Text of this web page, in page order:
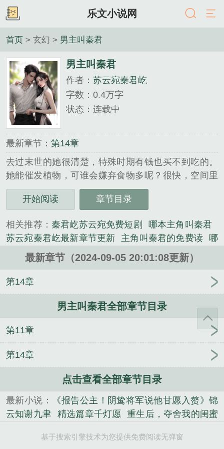
乐文小说网
首页 > 玄幻 > 男主叫秦君
男主叫秦君
作者： 苏云宛秦君屹
字数：0.4万字
状态：连载中
最新章节： 第14章
去过末世的她很清楚，特殊时期有钱也买不到吃的。
她能催发植物，可谁会嫌弃食物多呢？很快，空间里
多了米面粮油、生鲜蔬菜、肉禽蛋奶等饮食物资。最
后的目标：皇后及妃嫔的私库......
说。
开始阅读 章节目录
相关推荐： 秦君屹苏云宛免费短剧
哪本主角叫秦君
苏云宛秦君屹最新章节更新
主角叫秦君的免费读
哪
部主角叫秦君
苏云苑秦君屹在线阅读免费 秦峥苏云
云全文免费阅读
叫秦君的 主角秦
君 秦君屹苏云宛免费阅读最新章节
秦君屹和苏云
苏云宛和秦君屹的 秦君免费无弹窗
主人
秦君霆云雪全文免费阅
读
秦云铮苏婉宁
秦君
公
秦君全文免费阅读
秦君
秦君屹和苏云宛免费 文集绝不回头笔趣
转生大树，我打造不朽神国 寒夜无边月亦缺
眠江砚 精选篇章千灯愿
见老公闺蜜接吻，才知我已
死一年
双胞胎姐姐 重生后，夺舍我的闺蜜自杀了
师，重生撕他绝不手软！
温凝琳邵徐挺 奇葩家人包
最新章节（2024-09-05 20:01:08更新）
第14章
男主叫秦君全部章节目录
第11章
第14章
点击查看全部章节目录
最新小说：
《报告公主！阴鸷将军说他甘愿入赘》锦
云知谢九聿
精选篇章千灯愿
重生后，夺舍我的闺蜜
我已死一年 穿成单亲妈妈，我搓泥养儿子 哥嫂是真
基于搜索引擎技术为您提供免费阅读无弹窗